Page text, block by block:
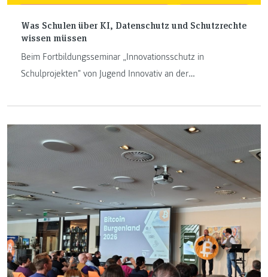
Was Schulen über KI, Datenschutz und Schutzrechte
wissen müssen
Beim Fortbildungsseminar „Innovationsschutz in
Schulprojekten" von Jugend Innovativ an der
Cyber Security, Big Data und KI. Themen wie DSGVO, AI
Act und der sichere Umgang mit Personendaten standen
ebenso auf dem Programm wie die technischen
Grundlagen von Large Language Models. Ein Seminar, das
Schule machen sollte – im wahrsten Sinne.